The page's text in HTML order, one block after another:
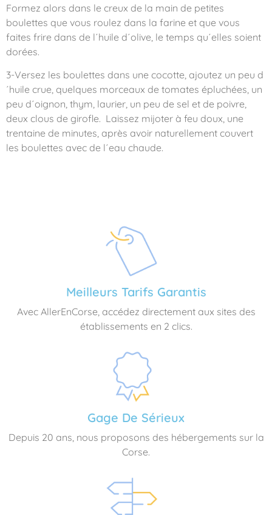
Formez alors dans le creux de la main de petites
boulettes que vous roulez dans la farine et que vous
faites frire dans de l´huile d´olive, le temps qu´elles soient
dorées.
3-Versez les boulettes dans une cocotte, ajoutez un peu d
´huile crue, quelques morceaux de tomates épluchées, un
peu d´oignon, thym, laurier, un peu de sel et de poivre,
deux clous de girofle. Laissez mijoter à feu doux, une
trentaine de minutes, après avoir naturellement couvert
les boulettes avec de l´eau chaude.
Meilleurs Tarifs Garantis
Avec AllerEnCorse, accédez directement aux sites des
établissements en 2 clics.
Gage De Sérieux
Depuis 20 ans, nous proposons des hébergements sur la
Corse.